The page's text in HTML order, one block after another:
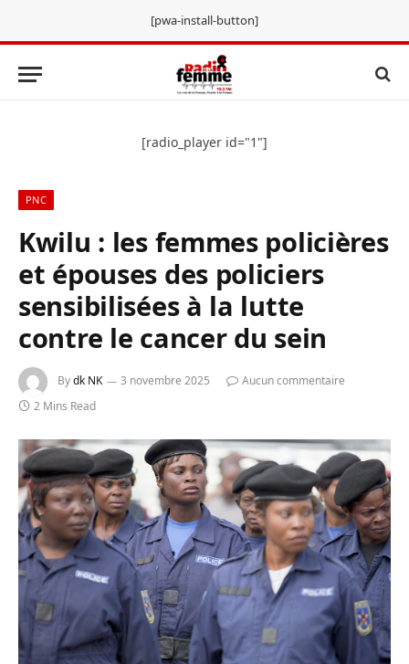
[pwa-install-button]
[radio_player id="1"]
PNC
Kwilu : les femmes policières
et épouses des policiers
sensibilisées à la lutte
contre le cancer du sein
Bydk NK 3 novembre 2025
Aucun commentaire
2 Mins Read